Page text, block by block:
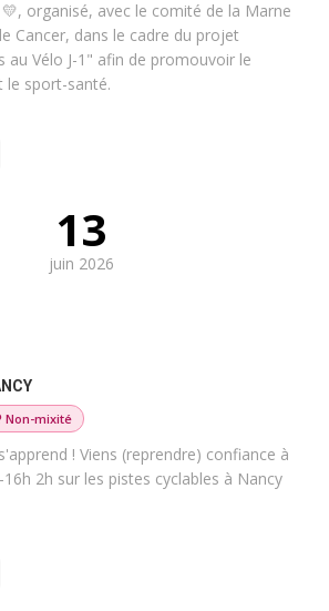
organisé, avec le comité de la Marne
Cancer, dans le cadre du projet
au Vélo J-1" afin de promouvoir le
le sport-santé.
13
juin 2026
Non-mixité
! Viens (reprendre) confiance à
2h sur les pistes cyclables à Nancy